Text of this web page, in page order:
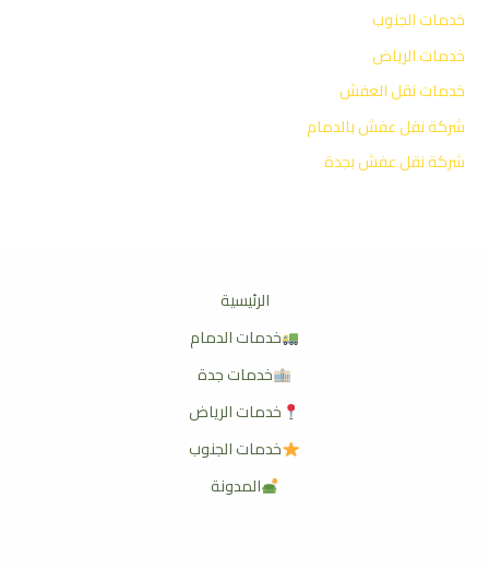
خدمات الجنوب
خدمات الرياض
خدمات نقل العفش
شركة نقل عفش بالدمام
شركة نقل عفش بجدة
الرئيسية
خدمات الدمام
خدمات جدة
خدمات الرياض
خدمات الجنوب
المدونة